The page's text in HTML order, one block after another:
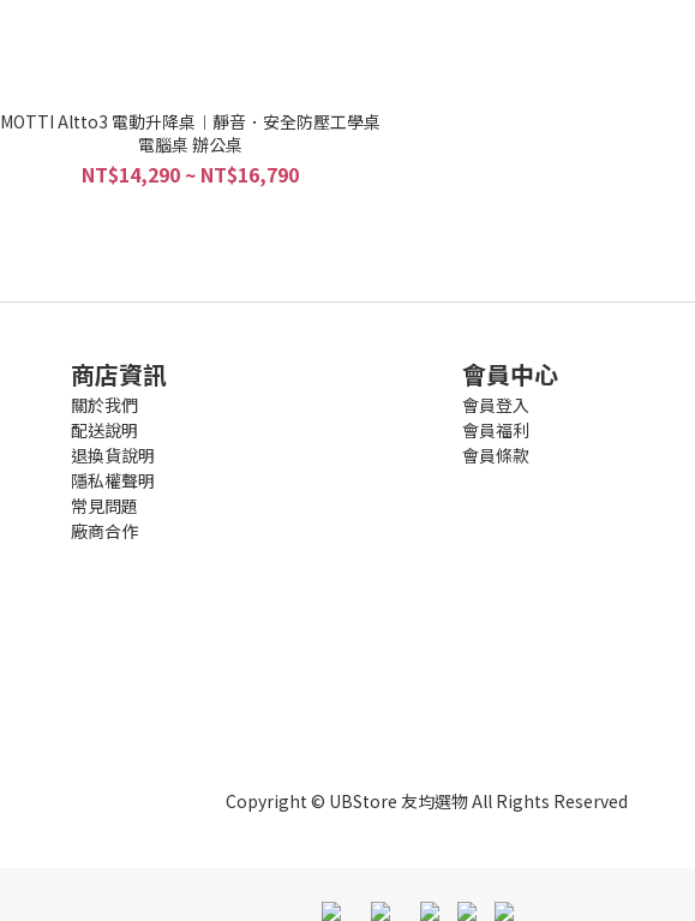
MOTTI Altto3 電動升降桌︱靜音．安全防壓工學桌
電腦桌 辦公桌
NT$14,290 ~ NT$16,790
商店資訊
關於我們
配送說明
退換貨說明
隱私權聲明
常見問題
廠商合作
會員中心
會員登入
會員福利
會員條款
Copyright © UBStore 友均選物 All Rights Reserved